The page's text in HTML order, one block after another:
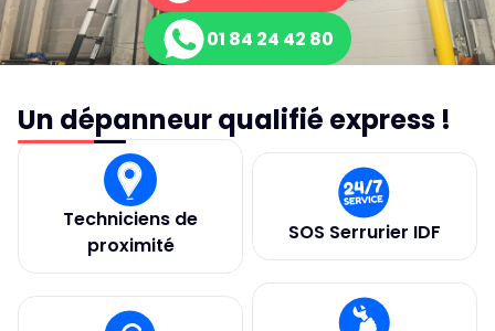
01 84 24 42 80
Un dépanneur qualifié express !
Techniciens de
proximité
SOS Serrurier IDF